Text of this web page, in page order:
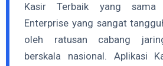
Kasir Terbaik yang sama
Enterprise yang sangat
oleh ratusan cabang
berskala nasional. Aplikasi